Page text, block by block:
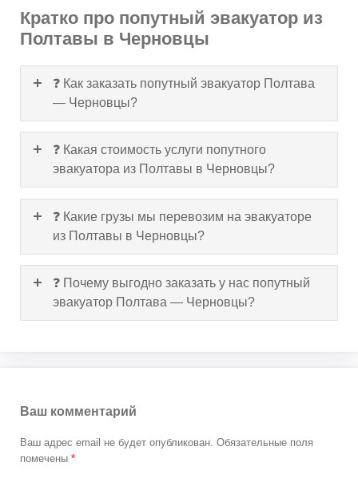
Кратко про попутный эвакуатор из
Полтавы в Черновцы
❓ Как заказать попутный эвакуатор Полтава
— Черновцы?
❓ Какая стоимость услуги попутного
эвакуатора из Полтавы в Черновцы?
❓ Какие грузы мы перевозим на эвакуаторе
из Полтавы в Черновцы?
❓ Почему выгодно заказать у нас попутный
эвакуатор Полтава — Черновцы?
Ваш комментарий
Ваш адрес email не будет опубликован. Обязательные поля
помечены *